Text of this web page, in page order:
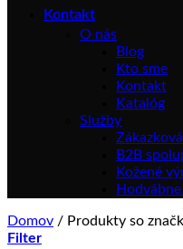
Kontakt
O nás
Blog
Kto sme
Kontakt
Katalóg
Služby
B2B
Kožené
Domov / Produkty so
Filter